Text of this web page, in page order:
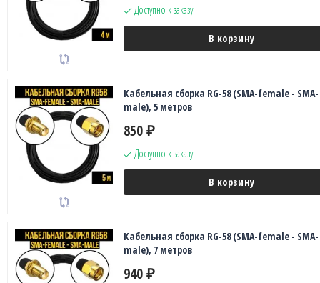
Доступно к заказу
В корзину
Кабельная сборка RG-58 (SMA-female - SMA-
male), 5 метров
850 ₽
Доступно к заказу
В корзину
Кабельная сборка RG-58 (SMA-female - SMA-
male), 7 метров
940 ₽